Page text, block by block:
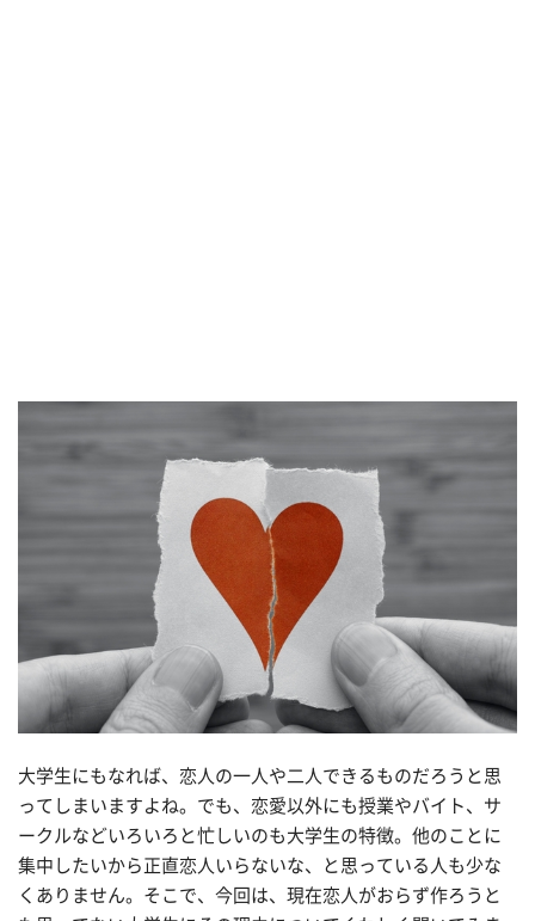
大学生にもなれば、恋人の一人や二人できるものだろうと思
ってしまいますよね。でも、恋愛以外にも授業やバイト、サ
ークルなどいろいろと忙しいのも大学生の特徴。他のことに
集中したいから正直恋人いらないな、と思っている人も少な
くありません。そこで、今回は、現在恋人がおらず作ろうと